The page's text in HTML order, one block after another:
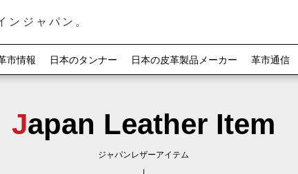
ンジャパン。
市情報 日本のタンナー 日本の皮革製品メーカー 革市通信
Japan Leather Item
ジャパンレザーアイテム